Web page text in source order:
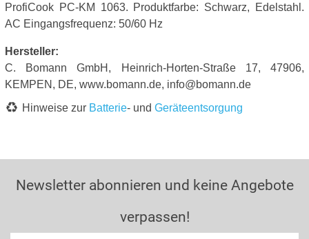
ProfiCook PC-KM 1063. Produktfarbe: Schwarz, Edelstahl.
AC Eingangsfrequenz: 50/60 Hz
Hersteller:
C. Bomann GmbH, Heinrich-Horten-Straße 17, 47906,
KEMPEN, DE, www.bomann.de, info@bomann.de
Hinweise zur Batterie- und Geräteentsorgung
Newsletter abonnieren und keine Angebote
verpassen!